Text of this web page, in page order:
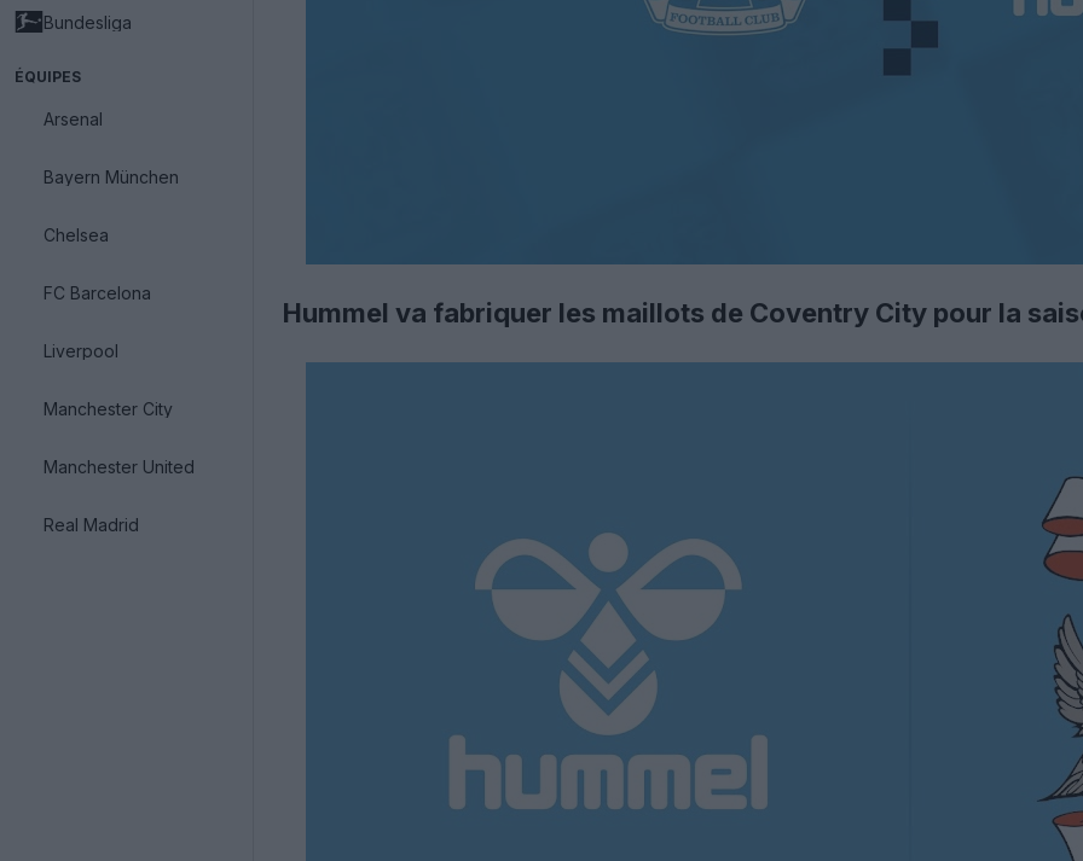
Bundesliga
ÉQUIPES
Arsenal
Bayern München
Chelsea
FC Barcelona
Liverpool
Manchester City
Manchester United
Real Madrid
Hummel va fabriquer les maillots de Coventry City pour la